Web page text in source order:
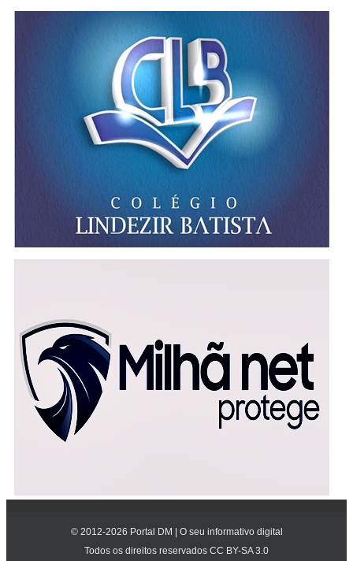
© 2012-2026 Portal DM | O seu informativo digital
Todos os direitos reservados CC BY-SA 3.0